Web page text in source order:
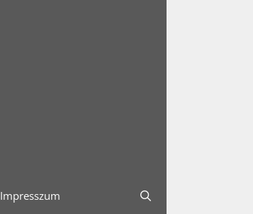
Impresszum